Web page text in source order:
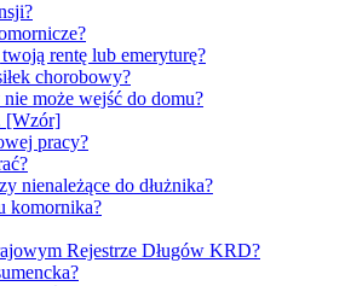
rentę lub emeryturę?
chorobowy?
może wejść do domu?
[Wzór]
pracy?
nienależące do dłużnika?
komornika?
Rejestrze Długów KRD?